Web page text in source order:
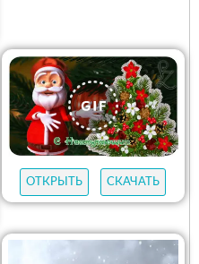
ОТКРЫТЬ СКАЧАТЬ